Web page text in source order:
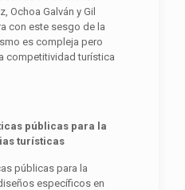
Ochoa Galván y Gil
con este sesgo de la
es compleja pero
competitividad turística
públicas para la
turísticas
públicas para la
específicos en